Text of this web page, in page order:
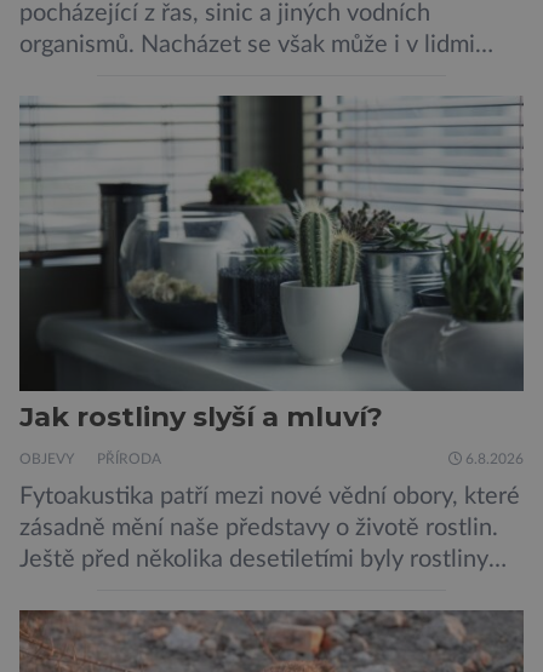
pocházející z řas, sinic a jiných vodních
organismů. Nacházet se však může i v lidmi
slávky. K příznakům otravy patří paralýza
dýchacích cest, dojít však může až k udušení.
Dosud proti tomuto jedu neexistovala
protilátka, nyní ji zřejmě vědci objevili, ovšem
její zdroj je […]
Jak rostliny slyší a mluví?
OBJEVY PŘÍRODA 6.8.2026
Fytoakustika patří mezi nové vědní obory, které
zásadně mění naše představy o životě rostlin.
Ještě před několika desetiletími byly rostliny
pouze reagují na změny prostředí. Moderní
výzkum však ukazuje, že skutečnost je mnohem